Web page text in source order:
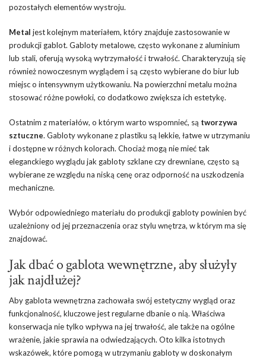
pozostałych elementów wystroju.
Metal jest kolejnym materiałem, który znajduje zastosowanie w
produkcji gablot. Gabloty metalowe, często wykonane z aluminium
lub stali, oferują wysoką wytrzymałość i trwałość. Charakteryzują się
również nowoczesnym wyglądem i są często wybierane do biur lub
miejsc o intensywnym użytkowaniu. Na powierzchni metalu można
stosować różne powłoki, co dodatkowo zwiększa ich estetykę.
Ostatnim z materiałów, o którym warto wspomnieć, są tworzywa
sztuczne. Gabloty wykonane z plastiku są lekkie, łatwe w utrzymaniu
i dostępne w różnych kolorach. Chociaż mogą nie mieć tak
eleganckiego wyglądu jak gabloty szklane czy drewniane, często są
wybierane ze względu na niską cenę oraz odporność na uszkodzenia
mechaniczne.
Wybór odpowiedniego materiału do produkcji gabloty powinien być
uzależniony od jej przeznaczenia oraz stylu wnętrza, w którym ma się
znajdować.
Jak dbać o gablota wewnętrzne, aby służyły
jak najdłużej?
Aby gablota wewnętrzna zachowała swój estetyczny wygląd oraz
funkcjonalność, kluczowe jest regularne dbanie o nią. Właściwa
konserwacja nie tylko wpływa na jej trwałość, ale także na ogólne
wrażenie, jakie sprawia na odwiedzających. Oto kilka istotnych
wskazówek, które pomogą w utrzymaniu gabloty w doskonałym